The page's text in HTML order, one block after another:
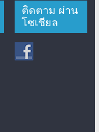
ติดตาม ผ่าน
โซเชียล